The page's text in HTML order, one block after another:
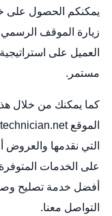
يمكنكم الحصول على
زيارة الموقف
العميل على
مستمر.
كما يمكنك من خلال هذا
الموقع
التي نقدمها
على الخدمات
أفضل خدمة تصليح
التواصل معنا.